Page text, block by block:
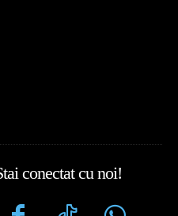
conectat cu noi!